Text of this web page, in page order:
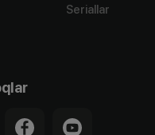
Seriallar